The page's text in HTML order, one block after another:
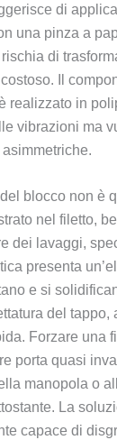
di
una pinza a
di
Il
realizzato in
vibrazioni ma
blocco non è
nel filetto,
dei lavaggi,
presenta
e si
del tappo,
Forzare una
porta quasi
manopola o
La
capace di